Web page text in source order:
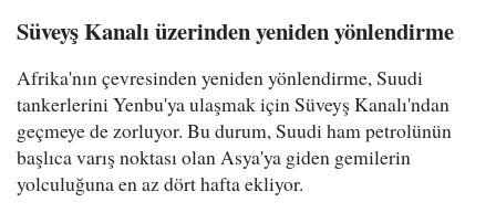
Süveyş Kanalı üzerinden yeniden yönlendirme
Afrika'nın çevresinden yeniden yönlendirme, Suudi
tankerlerini Yenbu'ya ulaşmak için Süveyş Kanalı'ndan
geçmeye de zorluyor. Bu durum, Suudi ham petrolünün
başlıca varış noktası olan Asya'ya giden gemilerin
yolculuğuna en az dört hafta ekliyor.